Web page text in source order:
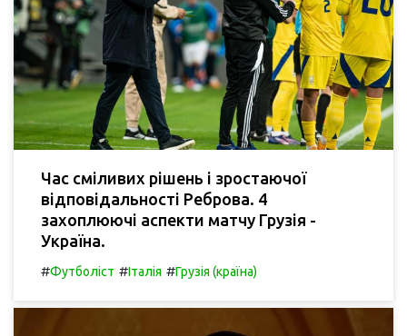
Час сміливих рішень і зростаючої
відповідальності Реброва. 4
захоплюючі аспекти матчу Грузія -
Україна.
#Футболіст #Італія #Грузія (країна)